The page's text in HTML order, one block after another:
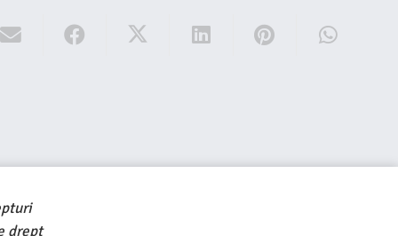
drept